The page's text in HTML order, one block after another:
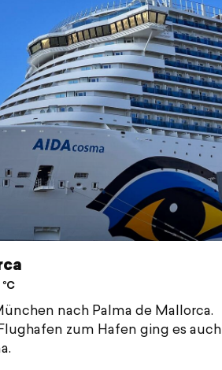
nach Palma de Mallorca.
zum Hafen ging es auch